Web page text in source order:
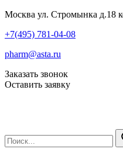
Москва ул. Стромынка д.18
+7(495) 781-04-08
pharm@asta.ru
Заказать звонок
Оставить заявку